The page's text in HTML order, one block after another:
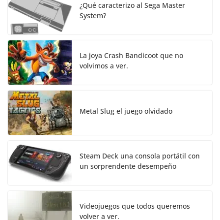
¿Qué caracterizo al Sega Master
System?
La joya Crash Bandicoot que no
volvimos a ver.
Metal Slug el juego olvidado
Steam Deck una consola portátil con
un sorprendente desempeño
Videojuegos que todos queremos
volver a ver.